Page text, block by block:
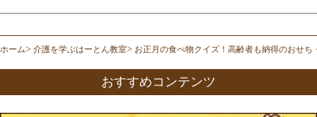
ホーム 介護を学ぶはーとん教室 お正月の食べ物クイズ！高齢者も納得のおせち
おすすめコンテンツ